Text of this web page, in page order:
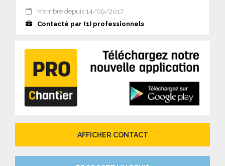
Membre depuis 14/09/2017
Contacté par (1) professionnels
AFFICHER CONTACT